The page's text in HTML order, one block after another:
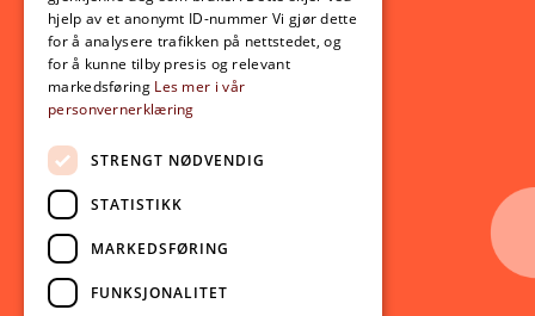
Student exchange
Admission
Current
News
Events
Newsletter
Follow us on social media:
Facebook
hjelp av et anonymt ID-nummer Vi gjør dette
for å analysere trafikken på nettstedet, og
for å kunne tilby presis og relevant
markedsføring Les mer i vår
personvernerklæring
STRENGT NØDVENDIG
STATISTIKK
MARKEDSFØRING
FUNKSJONALITET